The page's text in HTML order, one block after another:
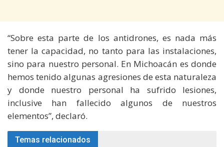
“Sobre esta parte de los antidrones, es nada más
tener la capacidad, no tanto para las instalaciones,
sino para nuestro personal. En Michoacán es donde
hemos tenido algunas agresiones de esta naturaleza
y donde nuestro personal ha sufrido lesiones,
inclusive han fallecido algunos de nuestros
elementos”, declaró.
Temas relacionados